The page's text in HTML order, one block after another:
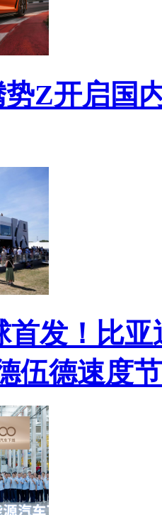
势Z开启国
首发！比
伍德速度节